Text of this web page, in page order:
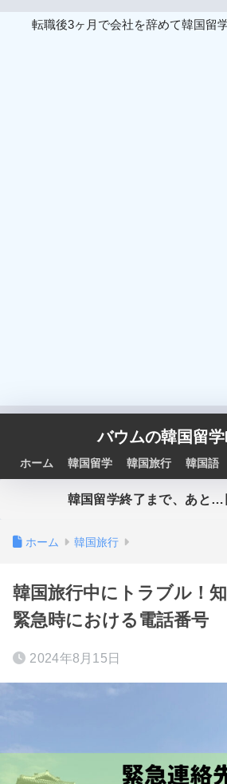
転職後3ヶ月で会社を辞めて韓国留
バウムの韓国留
ホーム 韓国留学 韓国旅行 韓国語
韓国留学終了まで、あと…
ホーム 韓国旅行
韓国旅行中にトラブル！
緊急時における電話番号
2024年8月15日